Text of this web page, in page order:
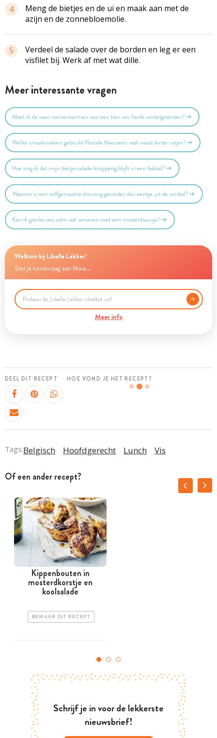
4
Meng de bietjes en de ui en maak aan met de
azijn en de zonnebloemolie.
5
Verdeel de salade over de borden en leg er een
visfilet bij. Werk af met wat dille.
Meer interessante vragen
Moet ik de oven voorverwarmen voor een tian van harde wortelgroenten?
Welke smaakmakers gebruikt Pascale Naessens vaak naast lente-uitjes?
Hoe zorg ik dat mijn bietjessalade knapperig blijft in een bokaal?
Waarom is een zelfgemaakte dressing gezonder dan eentje uit de winkel?
Kan ik gravlax van zalm ook serveren met een mosterdsausje?
Welkom bij Libelle Lekker!
Stel je kookvraag aan Maia...
Meer info
DEEL DIT RECEPT HOE VOND JE HET RECEPT?
Tags:Belgisch Hoofdgerecht Lunch Vis
Of een ander recept?
Kippenbouten in
mosterdkorstje en
koolsalade
BEWAAR DIT RECEPT
Schrijf je in voor de lekkerste
nieuwsbrief!